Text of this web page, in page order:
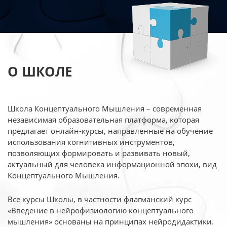
О ШКОЛЕ
Школа Концептуального Мышления – современная
независимая образовательная платформа, которая
предлагает онлайн-курсы, направленные на обучение
использования когнитивных инструментов,
позволяющих формировать и развивать новый,
актуальный для человека информационной эпохи, вид
Концептуального Мышления.
Все курсы Школы, в частности флагманский курс
«Введение в нейрофизиологию концептуального
мышления» основаны на принципах нейродидактики.